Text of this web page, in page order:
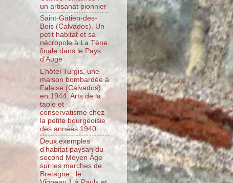
un artisanat pionnier
Saint-Gatien-des-
Bois (Calvados). Un
petit habitat et sa
nécropole à La Tène
finale dans le Pays
d’Auge
L’hôtel Turgis, une
maison bombardée à
Falaise (Calvados)
en 1944. Arts de la
table et
conservatisme chez
la petite bourgeoisie
des années 1940
Deux exemples
d’habitat paysan du
second Moyen Âge
sur les marches de
Bretagne : le